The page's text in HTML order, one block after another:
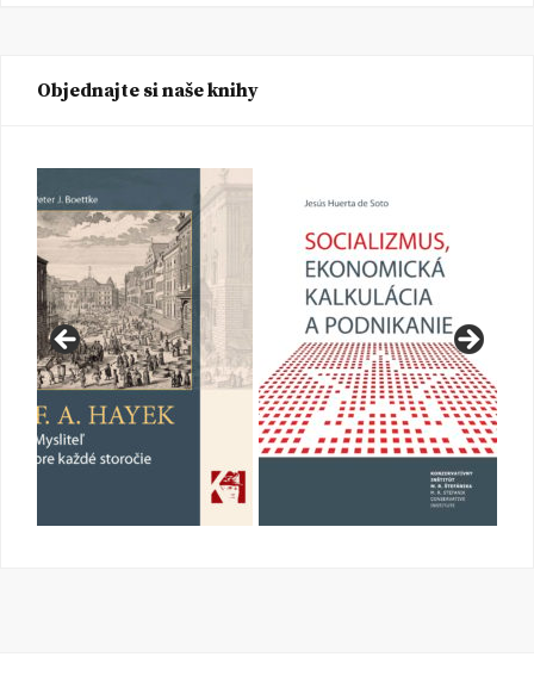
Objednajte si naše knihy